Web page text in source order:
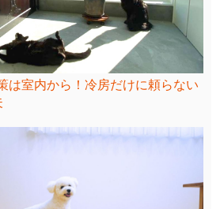
は室内から！冷房だけに頼らない